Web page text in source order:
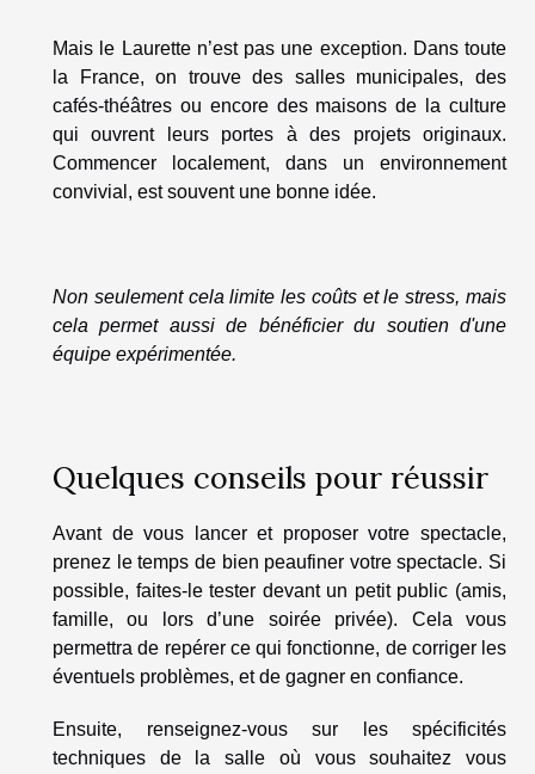
Mais le Laurette n’est pas une exception. Dans toute
la France, on trouve des salles municipales, des
cafés-théâtres ou encore des maisons de la culture
qui ouvrent leurs portes à des projets originaux.
Commencer localement, dans un environnement
convivial, est souvent une bonne idée.
Non seulement cela limite les coûts et le stress, mais
cela permet aussi de bénéficier du soutien d'une
équipe expérimentée.
Quelques conseils pour réussir
Avant de vous lancer et proposer votre spectacle,
prenez le temps de bien peaufiner votre spectacle. Si
possible, faites-le tester devant un petit public (amis,
famille, ou lors d’une soirée privée). Cela vous
permettra de repérer ce qui fonctionne, de corriger les
éventuels problèmes, et de gagner en confiance.
Ensuite, renseignez-vous sur les spécificités
techniques de la salle où vous souhaitez vous